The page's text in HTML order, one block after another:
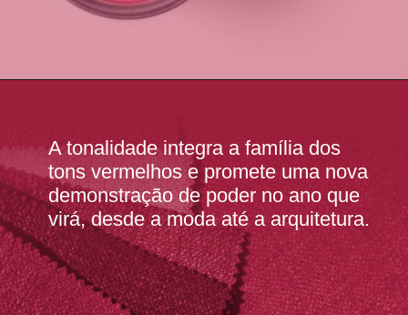
A tonalidade integra a família dos
tons vermelhos e promete uma nova
demonstração de poder no ano que